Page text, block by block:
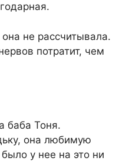
не рассчитывала.
потратит, чем
баба Тоня.
она любимую
у нее на это ни